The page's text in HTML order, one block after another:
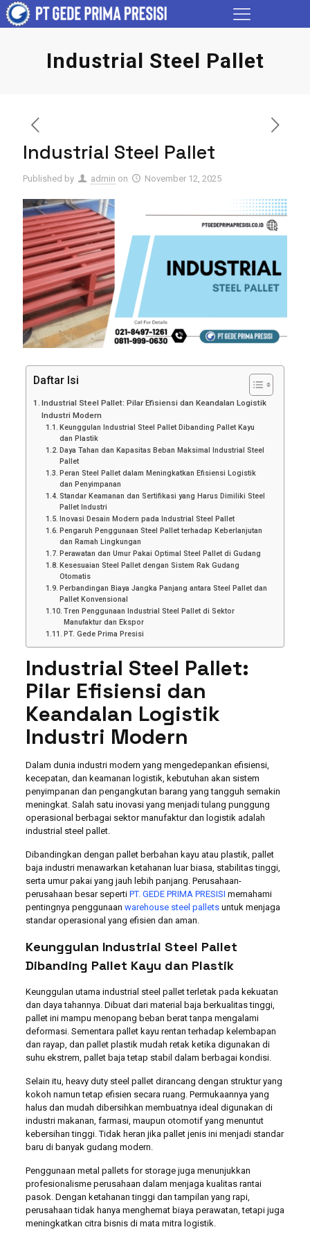
Industrial Steel Pallet
Industrial Steel Pallet
Published by admin on November 12, 2025
Daftar Isi
Industrial Steel Pallet: Pilar Efisiensi dan Keandalan Logistik
Industri Modern
Keunggulan Industrial Steel Pallet Dibanding Pallet Kayu
dan Plastik
Daya Tahan dan Kapasitas Beban Maksimal Industrial Steel
Pallet
Peran Steel Pallet dalam Meningkatkan Efisiensi Logistik
dan Penyimpanan
Standar Keamanan dan Sertifikasi yang Harus Dimiliki Steel
Pallet Industri
Inovasi Desain Modern pada Industrial Steel Pallet
Pengaruh Penggunaan Steel Pallet terhadap Keberlanjutan
dan Ramah Lingkungan
Perawatan dan Umur Pakai Optimal Steel Pallet di Gudang
Kesesuaian Steel Pallet dengan Sistem Rak Gudang
Otomatis
Perbandingan Biaya Jangka Panjang antara Steel Pallet dan
Pallet Konvensional
Tren Penggunaan Industrial Steel Pallet di Sektor
Manufaktur dan Ekspor
PT. Gede Prima Presisi
Industrial Steel Pallet:
Pilar Efisiensi dan
Keandalan Logistik
Industri Modern
Dalam dunia industri modern yang mengedepankan efisiensi,
kecepatan, dan keamanan logistik, kebutuhan akan sistem
penyimpanan dan pengangkutan barang yang tangguh semakin
meningkat. Salah satu inovasi yang menjadi tulang punggung
operasional berbagai sektor manufaktur dan logistik adalah
industrial steel pallet.
Dibandingkan dengan pallet berbahan kayu atau plastik, pallet
baja industri menawarkan ketahanan luar biasa, stabilitas tinggi,
serta umur pakai yang jauh lebih panjang. Perusahaan-
perusahaan besar seperti PT. GEDE PRIMA PRESISI memahami
pentingnya penggunaan warehouse steel palletsuntuk menjaga
standar operasional yang efisien dan aman.
Keunggulan Industrial Steel Pallet
Dibanding Pallet Kayu dan Plastik
Keunggulan utama industrial steel pallet terletak pada kekuatan
dan daya tahannya. Dibuat dari material baja berkualitas tinggi,
pallet ini mampu menopang beban berat tanpa mengalami
deformasi. Sementara pallet kayu rentan terhadap kelembapan
dan rayap, dan pallet plastik mudah retak ketika digunakan di
suhu ekstrem, pallet baja tetap stabil dalam berbagai kondisi.
Selain itu, heavy duty steel pallet dirancang dengan struktur yang
kokoh namun tetap efisien secara ruang. Permukaannya yang
halus dan mudah dibersihkan membuatnya ideal digunakan di
industri makanan, farmasi, maupun otomotif yang menuntut
kebersihan tinggi. Tidak heran jika pallet jenis ini menjadi standar
baru di banyak gudang modern.
Penggunaan metal pallets for storage juga menunjukkan
profesionalisme perusahaan dalam menjaga kualitas rantai
pasok. Dengan ketahanan tinggi dan tampilan yang rapi,
perusahaan tidak hanya menghemat biaya perawatan, tetapi juga
meningkatkan citra bisnis di mata mitra logistik.